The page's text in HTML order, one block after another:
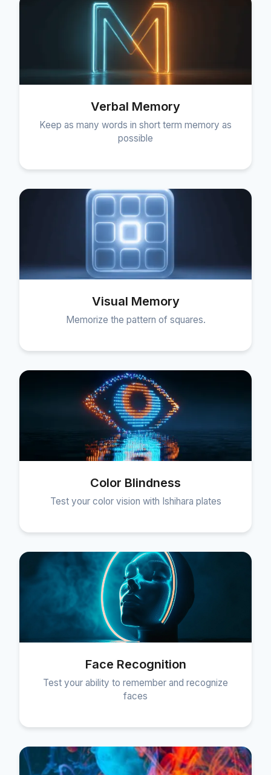
Verbal Memory
Keep as many words in short term memory as
possible
Visual Memory
Memorize the pattern of squares.
Color Blindness
Test your color vision with Ishihara plates
Face Recognition
Test your ability to remember and recognize
faces